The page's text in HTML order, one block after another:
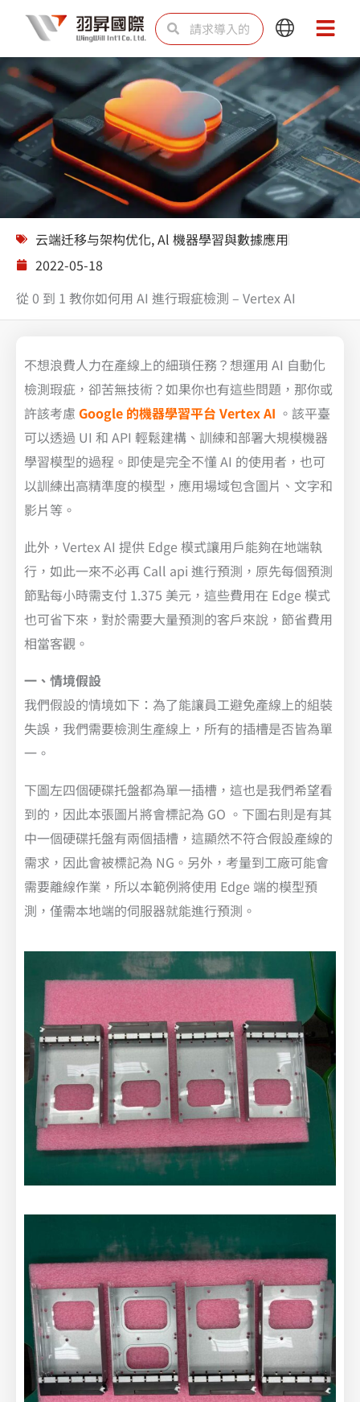
内
容
SearchSearch
Main
Menu
Main
Menu
解决方案
云端迁移与架构优化,Al 機器學習與數據應用
2022-05-18
從 0 到 1 教你如何用 AI 進行瑕疵檢測 – Vertex AI
不想浪費人力在產線上的細瑣任務？想運用 AI 自動化
檢測瑕疵，卻苦無技術？如果你也有這些問題，那你或
許該考慮 Google 的機器學習平台 Vertex AI 。該平臺
可以透過 UI 和 API 輕鬆建構、訓練和部署大規模機器
學習模型的過程。即使是完全不懂 AI 的使用者，也可
以訓練出高精準度的模型，應用場域包含圖片、文字和
影片等。
此外，Vertex AI 提供 Edge 模式讓用戶能夠在地端執
行，如此一來不必再 Call api 進行預測，原先每個預測
節點每小時需支付 1.375 美元，這些費用在 Edge 模式
也可省下來，對於需要大量預測的客戶來說，節省費用
相當客觀。
一、情境假設
我們假設的情境如下：為了能讓員工避免產線上的組裝
失誤，我們需要檢測生產線上，所有的插槽是否皆為單
一。
下圖左四個硬碟托盤都為單一插槽，這也是我們希望看
到的，因此本張圖片將會標記為 GO 。下圖右則是有其
中一個硬碟托盤有兩個插槽，這顯然不符合假設產線的
需求，因此會被標記為 NG。另外，考量到工廠可能會
需要離線作業，所以本範例將使用 Edge 端的模型預
測，僅需本地端的伺服器就能進行預測。